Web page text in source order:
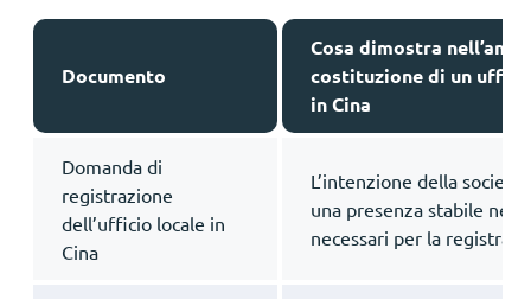
Documento
Cosa dimostra
costituzione di un
in Cina
Domanda di
registrazione
dell’ufficio locale in
Cina
L’intenzione della
una presenza stabile
necessari per la